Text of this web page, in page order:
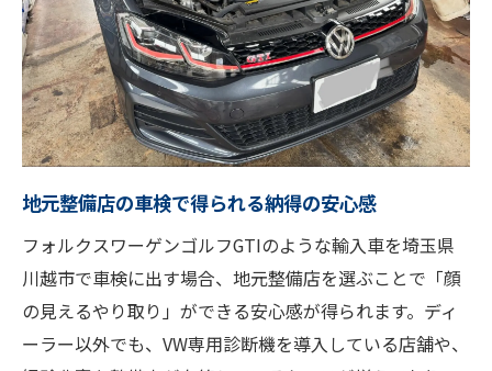
地元整備店の車検で得られる納得の安心感
フォルクスワーゲンゴルフGTIのような輸入車を埼玉県
川越市で車検に出す場合、地元整備店を選ぶことで「顔
の見えるやり取り」ができる安心感が得られます。ディ
ーラー以外でも、VW専用診断機を導入している店舗や、